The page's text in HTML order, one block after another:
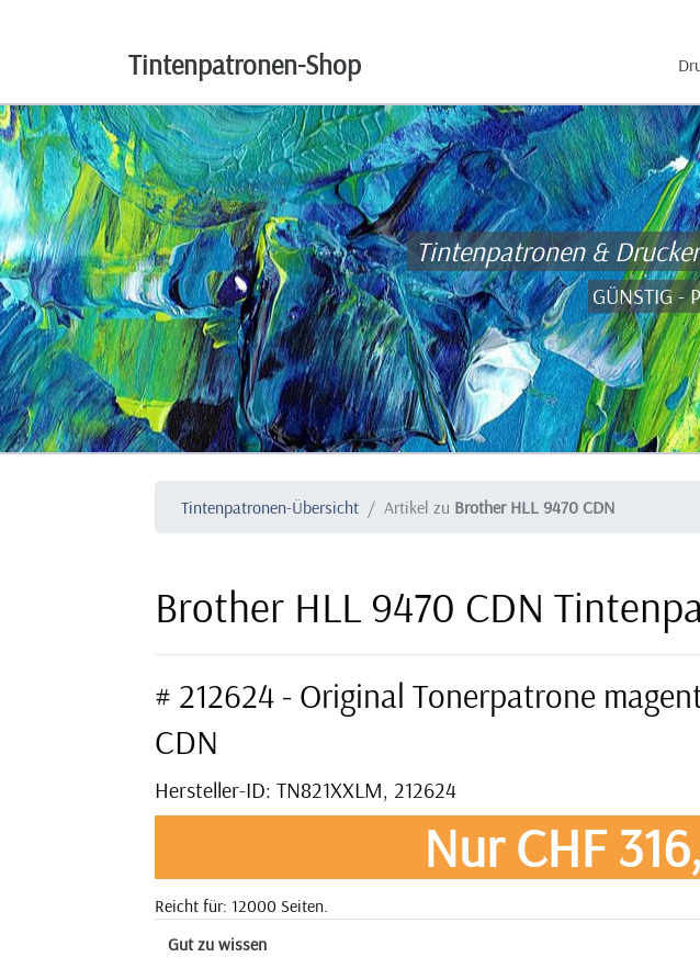
Tintenpatronen-Shop
Tintenpatronen &
GÜNSTIG -
Tintenpatronen-Übersicht Artikel zu Brother HLL 9470 CDN
Brother HLL 9470 CDN
# 212624 - Original Tonerpatrone
CDN
Hersteller-ID: TN821XXLM, 212624
Nur CHF
Reicht für: 12000 Seiten.
Gut zu wissen